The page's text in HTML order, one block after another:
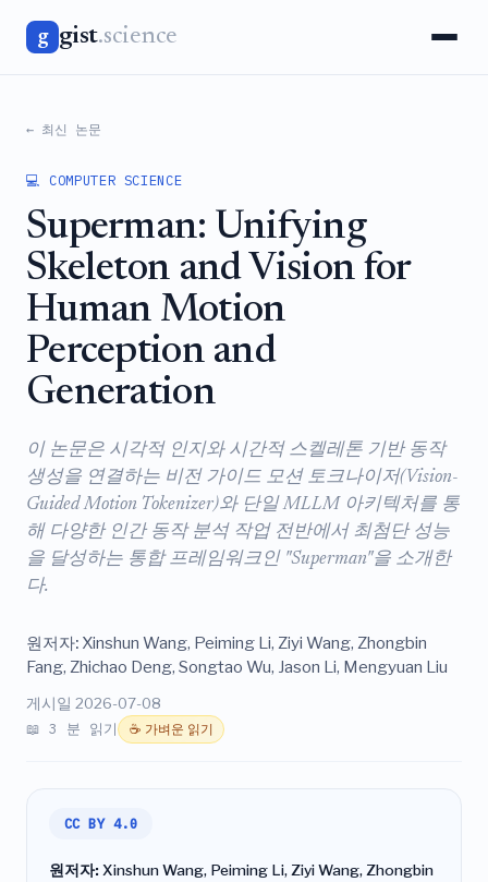
g gist.science
← 최신 논문
💻 COMPUTER SCIENCE
Superman: Unifying
Skeleton and Vision for
Human Motion
Perception and
Generation
이 논문은 시각적 인지와 시간적 스켈레톤 기반 동작
생성을 연결하는 비전 가이드 모션 토크나이저(Vision-
Guided Motion Tokenizer)와 단일 MLLM 아키텍처를 통
해 다양한 인간 동작 분석 작업 전반에서 최첨단 성능
을 달성하는 통합 프레임워크인 "Superman"을 소개한
다.
원저자: Xinshun Wang, Peiming Li, Ziyi Wang, Zhongbin
Fang, Zhichao Deng, Songtao Wu, Jason Li, Mengyuan Liu
게시일 2026-07-08
📖 3 분 읽기 ☕ 가벼운 읽기
CC BY 4.0
원저자:Xinshun Wang, Peiming Li, Ziyi Wang, Zhongbin